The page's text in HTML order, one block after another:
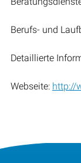
Berufs- und
Detaillierte
Webseite: http://